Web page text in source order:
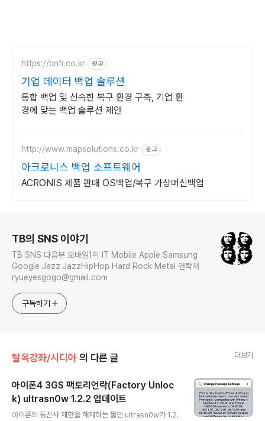
https://bnfi.co.kr 광고
기업 데이터 백업 솔루션
통합 백업 및 신속한 복구 환경 구축, 기업 환
경에 맞는 백업 솔루션 제안
http://www.mapsolutions.co.kr 광고
아크로니스 백업 소프트웨어
ACRONIS 제품 판매 OS백업/복구 가상머신백업
TB의 SNS 이야기
TB SNS 다음뷰 모바일1위 IT Mobile Apple Samsung
Google Jazz JazzHipHop Hard Rock Metal 연락처
ryueyesgogo@gmail.com
구독하기
탈옥강좌/시디아 의 다른 글 더보기
아이폰4 3GS 팩토리언락(Factory Unloc
k) ultrasn0w 1.2.2 업데이트
아이폰의 통신사 제한을 해제하는 툴인 ultrasn0w가 1.2.